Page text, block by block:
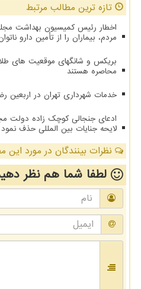
تازه ترین مطالب مرتبط
اخطار رئیس کمیسیون بهداشت
مردم، بیماران را از تأمین دارو
بریکس و شانگهای موقعیت های
محاصره هستند
خدمات شهرداری تهران در
ادعای جنجالی کوچک زاده دولت
لایحه جنایات بین المللی حذف نمود
نظرات بینندگان در مورد این
لطفا شما همنظر